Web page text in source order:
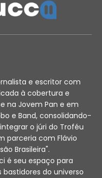
e escritor com
à cobertura e
na Jovem Pan e em
e Band, consolidando-
o júri do Troféu
parceria com Flávio
Brasileira".
é seu espaço para
do universo